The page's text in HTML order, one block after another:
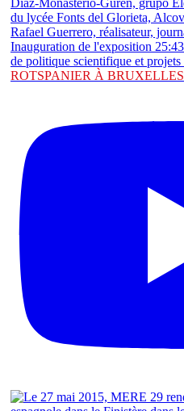
ROTSPANIER À BRUXELLES